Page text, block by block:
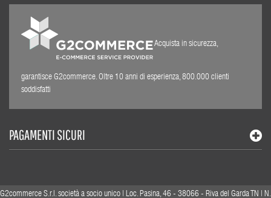
Acquista in sicurezza,
garantisce G2commerce. Oltre 10 anni di esperienza, 800.000 clienti
soddisfatti
PAGAMENTI SICURI
G2commerce S.r.l. società a socio unico | Loc. Pasina, 46 - 38066 - Riva del Garda TN | N.